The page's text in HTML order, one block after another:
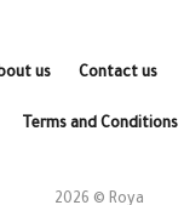
us Contact us
Terms and Conditions
2026 © Roya